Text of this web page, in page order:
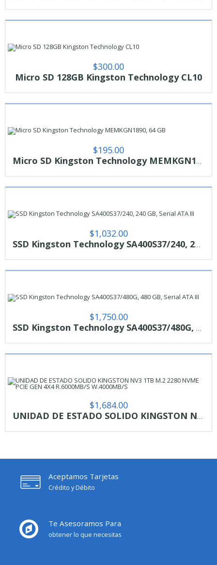
$300.00
Micro SD 128GB Kingston Technology CL10
$195.00
Micro SD Kingston Technology MEMKGN1890, 64 GB
$1,032.00
SSD Kingston Technology SA400S37/240, 240 GB, Serial ATA III
$1,750.00
SSD Kingston Technology SA400S37/480G, 480 GB, Serial ATA III
$1,684.00
UNIDAD DE ESTADO SOLIDO KINGSTON NV3 1TB M.2 2280 NVME PCIE GEN 4X4 R.6000MB/S W.4000MB/S
Aceptamos Tarjetas
Crédito y Débito
Te Asesoramos Para
obtener lo que necesitas